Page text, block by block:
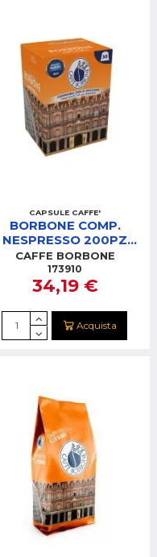
CAPSULE CAFFE'
BORBONE COMP.
NESPRESSO 200PZ
NOBILE (BLU)
REBBLUNOBILE200PZ
CAFFE BORBONE
173910
34,19 €
Acquista